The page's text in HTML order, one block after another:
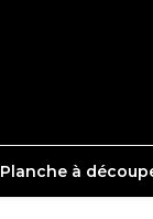
Planche à